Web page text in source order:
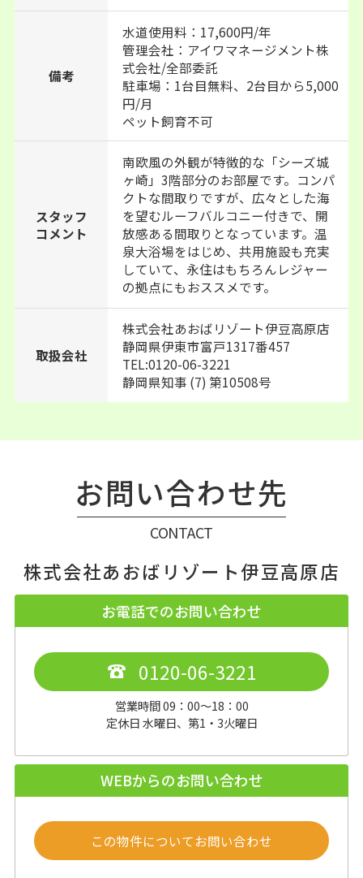
備考
水道使用料：17,600円/年
管理会社：アイワマネージメント株
式会社/全部委託
駐車場：1台目無料、2台目から5,000
円/月
ペット飼育不可
スタッフ
コメント
南欧風の外観が特徴的な「シーズ城
ヶ崎」3階部分のお部屋です。コンパ
クトな間取りですが、広々とした海
を望むルーフバルコニー付きで、開
放感ある間取りとなっています。温
泉大浴場をはじめ、共用施設も充実
していて、永住はもちろんレジャー
の拠点にもおススメです。
取扱会社
株式会社あおばリゾート伊豆高原店
静岡県伊東市富戸1317番457
TEL:0120-06-3221
静岡県知事 (7) 第10508号
お問い合わせ先
CONTACT
株式会社あおばリゾート伊豆高原店
お電話でのお問い合わせ
0120-06-3221
営業時間 09：00～18：00
定休日 水曜日、第1・3火曜日
WEBからのお問い合わせ
この物件についてお問い合わせ